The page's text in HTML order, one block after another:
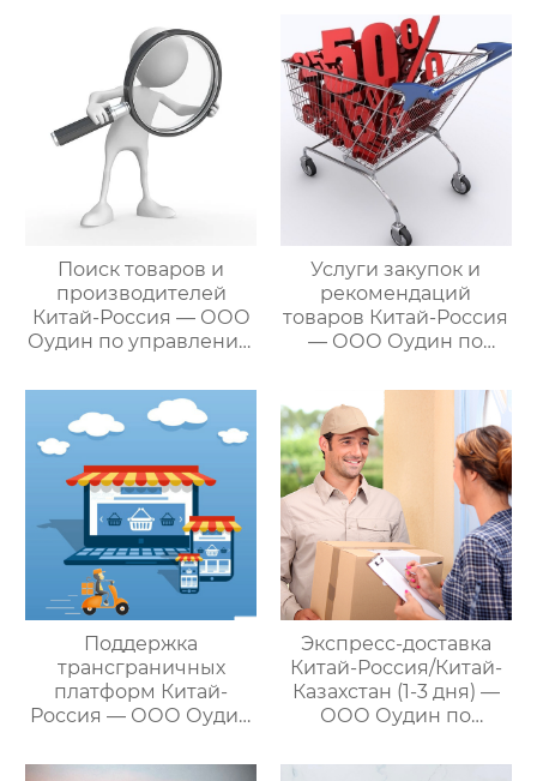
международными
цепями поставок
по управлению
международными
цепями поставок
Поиск товаров и
производителей
Китай-Россия — ООО
Оудин по управлению
цепями поставок
Услуги закупок и
рекомендаций
товаров Китай-Россия
— ООО Оудин по
международными
цепями поставок
Поддержка
трансграничных
платформ Китай-
Россия — ООО Оудин
международными
Экспресс-доставка
Китай-Россия/Китай-
Казахстан (1-3 дня) —
ООО Оудин по
международными